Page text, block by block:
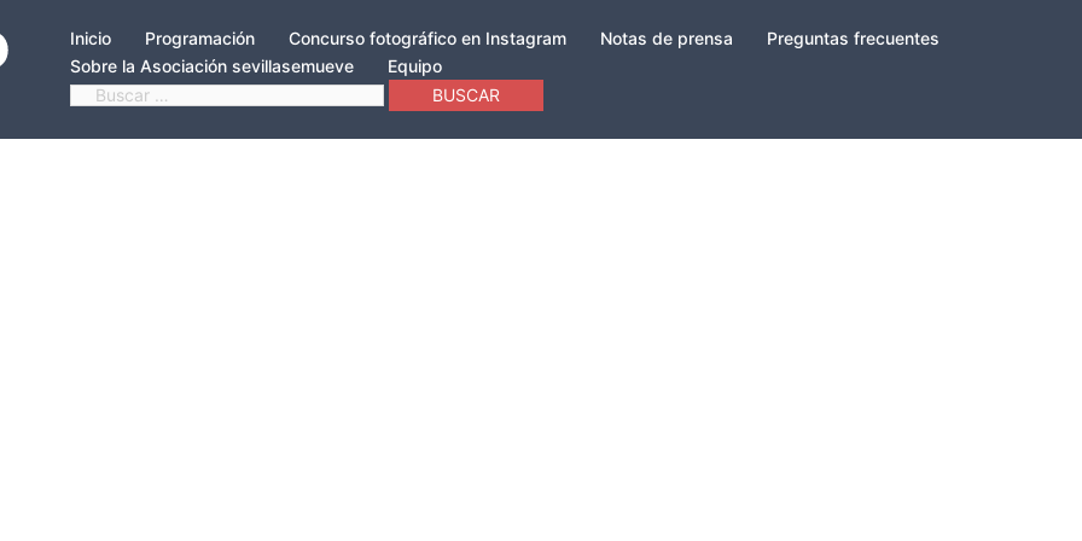
Inicio Programación Concurso fotográfico en Instagram Notas de prensa
Preguntas frecuentes
Sobre la Asociación sevillasemueve
Equipo
Buscar: